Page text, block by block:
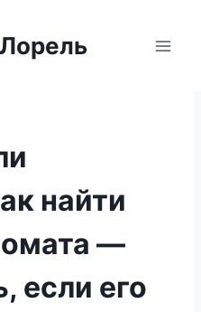
Лорель
найти
—
если его